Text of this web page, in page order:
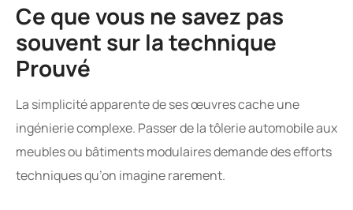
Ce que vous ne savez pas
souvent sur la technique
Prouvé
La simplicité apparente de ses œuvres cache une
ingénierie complexe. Passer de la tôlerie automobile aux
meubles ou bâtiments modulaires demande des efforts
techniques qu’on imagine rarement.